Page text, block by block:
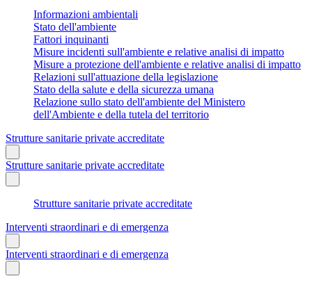
Informazioni ambientali
Stato dell'ambiente
Fattori inquinanti
Misure incidenti sull'ambiente e relative analisi di impatto
Misure a protezione dell'ambiente e relative analisi di impatto
Relazioni sull'attuazione della legislazione
Stato della salute e della sicurezza umana
Relazione sullo stato dell'ambiente del Ministero
dell'Ambiente e della tutela del territorio
Strutture sanitarie private accreditate
Strutture sanitarie private accreditate
Strutture sanitarie private accreditate
Interventi straordinari e di emergenza
Interventi straordinari e di emergenza